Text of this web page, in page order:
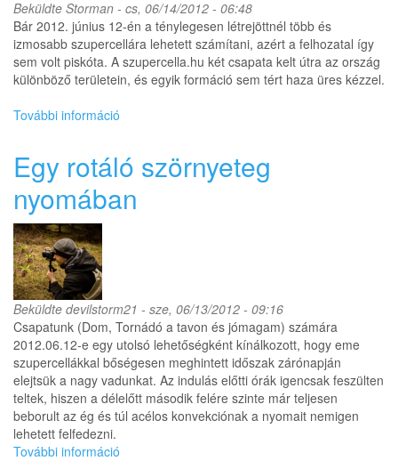
tartalommal
kapcsolatosan
Beküldte Storman - cs, 06/14/2012 - 06:48
Bár 2012. június 12-én a ténylegesen létrejöttnél több és
izmosabb szupercellára lehetett számítani, azért a felhozatal így
sem volt piskóta. A szupercella.hu két csapata kelt útra az ország
különböző területein, és egyik formáció sem tért haza üres kézzel.
További információ
LP
helyette
Egy rotáló szörnyeteg
nyomában
Beküldte devilstorm21 - sze, 06/13/2012 - 09:16
Csapatunk (Dom, Tornádó a tavon és jómagam) számára
2012.06.12-e egy utolsó lehetőségként kínálkozott, hogy eme
szupercellákkal bőségesen meghintett időszak zárónapján
elejtsük a nagy vadunkat. Az indulás előtti órák igencsak feszülten
teltek, hiszen a délelőtt második felére szinte már teljesen
beborult az ég és túl acélos konvekciónak a nyomait nemigen
lehetett felfedezni.
További információ